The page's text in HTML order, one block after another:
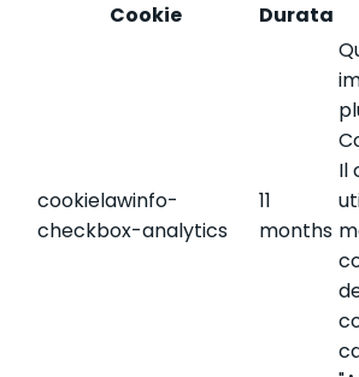
Cookie
Durata
cookielawinfo-
checkbox-analytics
11
months
Il